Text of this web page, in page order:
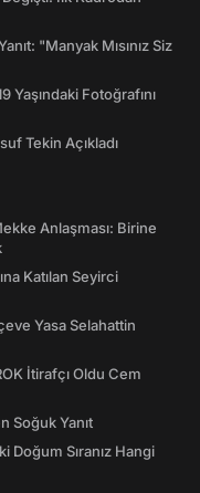
"Manyak Mısınız Siz
Yaşındaki Fotoğrafını
Tekin Açıkladı
Anlaşması: Birine
Katılan Seyirci
Yasa Selahattin
İtirafçı Oldu Cem
Soğuk Yanıt
Doğum Sıranız Hangi